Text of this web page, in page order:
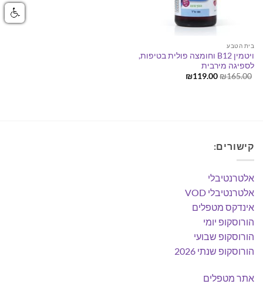
בית הטבע
ויטמין B12 וחומצה פולית בטיפות,
לספיגה מירבית
₪165.00
המחיר ₪119.00
המחיר
קישורים:
אלטרנטיבלי
אלטרנטיבלי VOD
אינדקס מטפלים
הורוסקופ יומי
הורוסקופ שבועי
הורוסקופ שנתי 2026
אתר מטפלים